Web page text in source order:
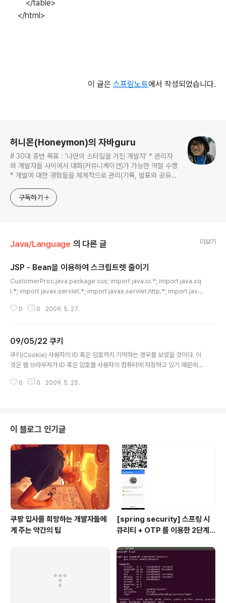
</table>
</html>
이 글은 스프링노트에서 작성되었습니다.
허니몬(Honeymon)의 자바guru
# 30대 중반 목표 : '나만의 스타일을 가진 개발자' * 관리자
와 개발자들 사이에서 대화(커뮤니케이션)가 가능한 역할 수행
* 개발에 대한 경험들을 체계적으로 관리(기록, 발표와 공유)
누구나 들려봤을법한 그런 개발관련 파워블로거 를 목표로 블
로그를 재편하려고 하는 중
구독하기
Java/Language 의 다른 글 더보기
JSP - Bean을 이용하여 스크립트렛 줄이기
CustomerProc.java package cus; import java.io.*; import java.sq
l.*; import javax.servlet.*; import javax.servlet.http.*; import java.
c extends HttpServlet { String url = "jdbc:oracle:thin:@127.0.0.1:1
river"..
0 0 2009. 5. 27.
09/05/22 쿠키
쿠키(Cookie) 사용자의 ID 혹은 암호까지 기억하는 경우를 보았을 것이다. 이
것은 웹 브라우저가 ID 혹은 암호를 사용자의 컴퓨터에 저장하고 있기 때문에
것을 쿠키(Cookie)라고 한다. 쿠키는 다양하게 활용될 수 있는데, 대표적인 사
C 2109로 문서화 되었다. ● 관련정보 : http://en.wikipedia.org/wiki/HT
TP_cookie (영문) ● 관련정보 : http://ko.w..
0 0 2009. 5. 25.
이 블로그 인기글
쿠팡 입사를 희망하는 개발자들에
게 주는 약간의 팁
[spring security] 스프링 시
큐리티 + OTP 를 이용한 2단계